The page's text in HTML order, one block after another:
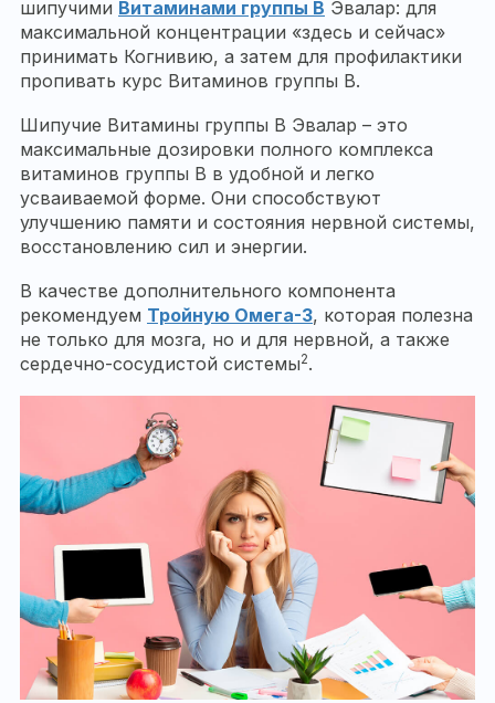
шипучими Витаминами группы В Эвалар: для
максимальной концентрации «здесь и сейчас»
принимать Когнивию, а затем для профилактики
пропивать курс Витаминов группы В.
Шипучие Витамины группы B Эвалар – это
максимальные дозировки полного комплекса
витаминов группы В в удобной и легко
усваиваемой форме. Они способствуют
улучшению памяти и состояния нервной системы,
восстановлению сил и энергии.
В качестве дополнительного компонента
рекомендуем Тройную Омега-3, которая полезна
не только для мозга, но и для нервной, а также
сердечно-сосудистой системы2.